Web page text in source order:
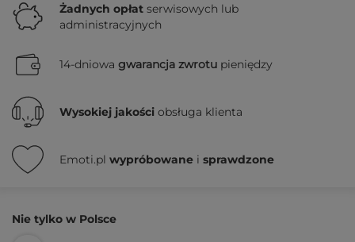
Żadnych opłat serwisowych lub
administracyjnych
14-dniowa gwarancja zwrotu pieniędzy
Wysokiej jakości obsługa klienta
Emoti.pl wypróbowane i sprawdzone
Nie tylko w Polsce